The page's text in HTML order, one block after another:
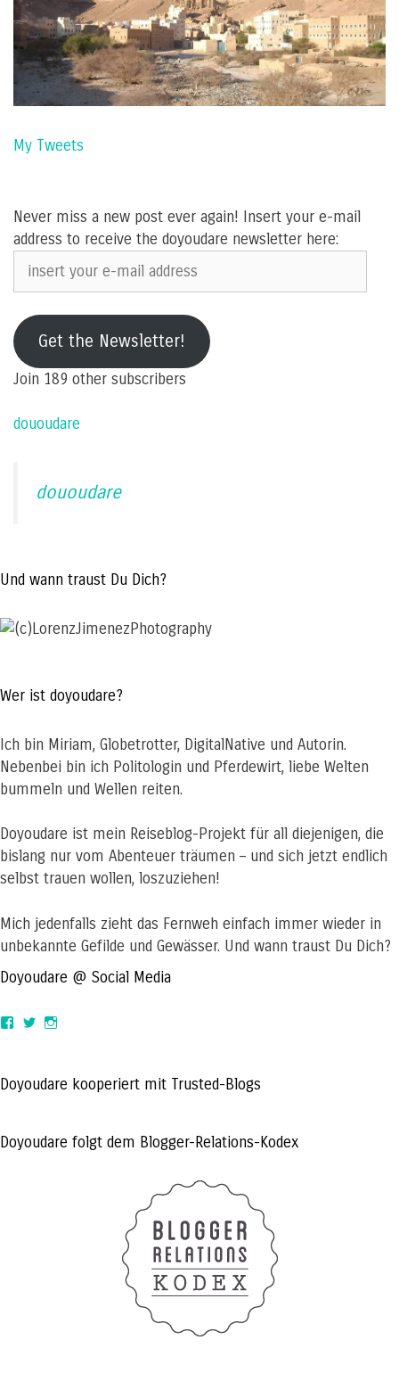
My Tweets
Never miss a new post ever again! Insert your e-mail
address to receive the doyoudare newsletter here:
insert
your
mail
addressGet the Newsletter!
Join 189 other subscribers
dououdare
dououdare
Und wann traust Du Dich?
Wer ist doyoudare?
Ich bin Miriam, Globetrotter, DigitalNative und Autorin.
Nebenbei bin ich Politologin und Pferdewirt, liebe Welten
bummeln und Wellen reiten.
Doyoudare ist mein Reiseblog-Projekt für all diejenigen, die
bislang nur vom Abenteuer träumen – und sich jetzt endlich
selbst trauen wollen, loszuziehen!
Mich jedenfalls zieht das Fernweh einfach immer wieder in
unbekannte Gefilde und Gewässer. Und wann traust Du Dich?
Doyoudare @ Social Media
View
Facebook
View
TwitterInstagram
Doyoudare kooperiert mit Trusted-Blogs
Doyoudare folgt dem Blogger-Relations-Kodex